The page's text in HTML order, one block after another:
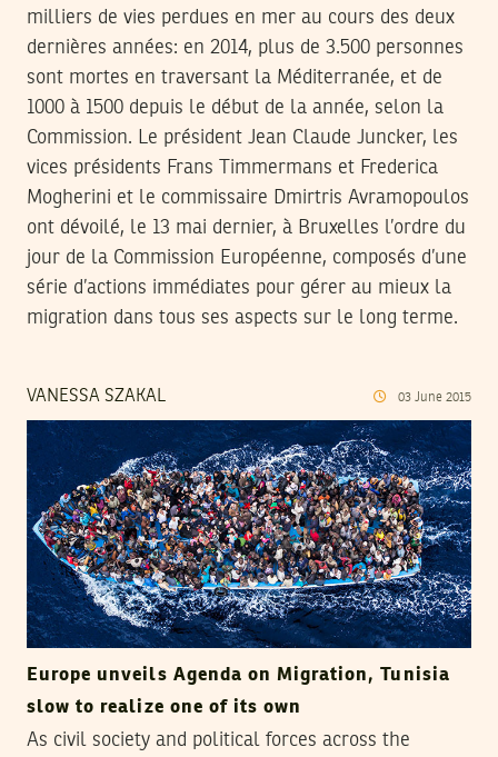
milliers de vies perdues en mer au cours des deux
dernières années: en 2014, plus de 3.500 personnes
sont mortes en traversant la Méditerranée, et de
1000 à 1500 depuis le début de la année, selon la
Commission. Le président Jean Claude Juncker, les
vices présidents Frans Timmermans et Frederica
Mogherini et le commissaire Dmirtris Avramopoulos
ont dévoilé, le 13 mai dernier, à Bruxelles l’ordre du
jour de la Commission Européenne, composés d’une
série d’actions immédiates pour gérer au mieux la
migration dans tous ses aspects sur le long terme.
VANESSA SZAKAL 03 June 2015
Europe unveils Agenda on Migration, Tunisia
slow to realize one of its own
As civil society and political forces across the